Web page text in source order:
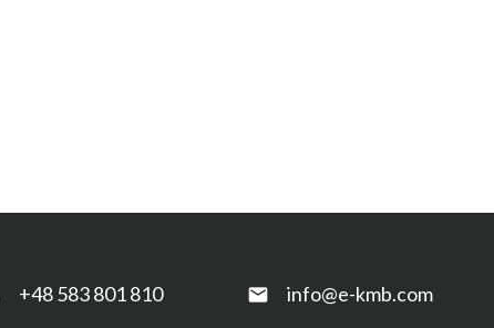
+48 583 801 810 email info@e-kmb.com